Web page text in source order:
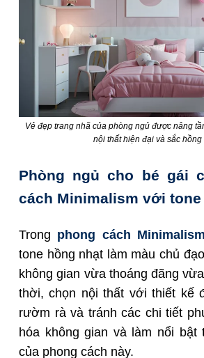
Vẻ đẹp trang nhã của phòng ngủ được nâng
nội thất hiện đại và sắc hồng
Phòng ngủ cho bé gái
cách Minimalism với tone
Trong phong cách Minimalism
tone hồng nhạt làm màu chủ
không gian vừa thoáng đãng
thời, chọn nội thất với thiết kế
rườm rà và tránh các chi tiết
hóa không gian và làm nổi bật
của phong cách này.